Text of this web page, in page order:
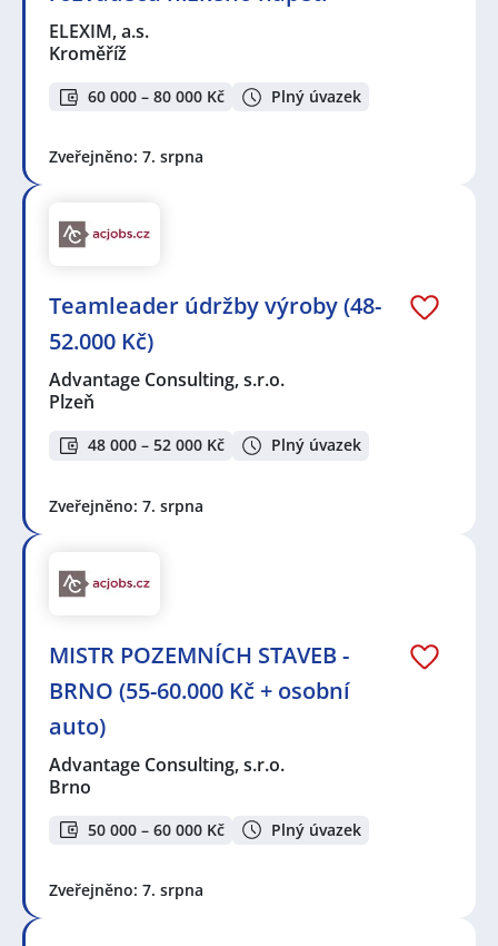
ELEXIM, a.s.
Kroměříž
60 000 – 80 000 Kč Plný úvazek
Zveřejněno: 7. srpna
Teamleader údržby výroby (48-
52.000 Kč)
Advantage Consulting, s.r.o.
Plzeň
48 000 – 52 000 Kč Plný úvazek
Zveřejněno: 7. srpna
MISTR POZEMNÍCH STAVEB -
BRNO (55-60.000 Kč + osobní
auto)
Advantage Consulting, s.r.o.
Brno
50 000 – 60 000 Kč Plný úvazek
Zveřejněno: 7. srpna